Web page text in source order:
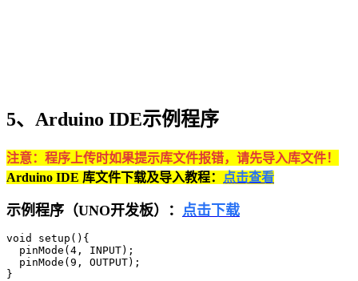
5、Arduino IDE示例程序
注意：程序上传时如果提示库文件报错，请先导入库文件！
Arduino IDE 库文件下载及导入教程： 点击查看
示例程序（UNO开发板）： 点击下载
void setup(){
  pinMode(4, INPUT);
  pinMode(9, OUTPUT);
}